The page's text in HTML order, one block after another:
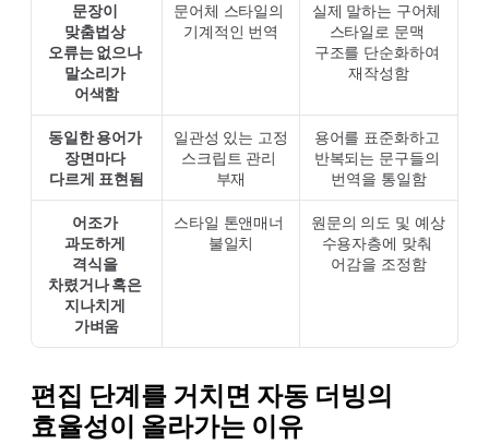
문장이
맞춤법상
오류는 없으나
말소리가
어색함
문어체 스타일의
기계적인 번역
실제 말하는 구어체
스타일로 문맥
구조를 단순화하여
재작성함
동일한 용어가
장면마다
다르게 표현됨
일관성 있는 고정
스크립트 관리
부재
용어를 표준화하고
반복되는 문구들의
번역을 통일함
어조가
과도하게
격식을
차렸거나 혹은
지나치게
가벼움
스타일 톤앤매너
불일치
원문의 의도 및 예상
수용자층에 맞춰
어감을 조정함
편집 단계를 거치면 자동 더빙의
효율성이 올라가는 이유